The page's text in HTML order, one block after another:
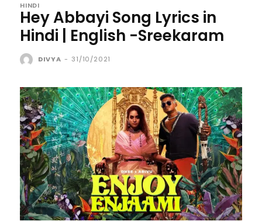
HINDI
Hey Abbayi Song Lyrics in
Hindi | English -Sreekaram
DIVYA - 31/10/2021